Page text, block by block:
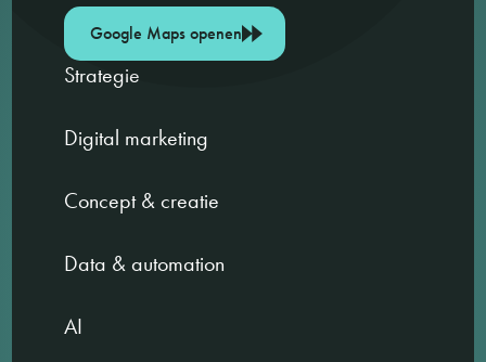
Google Maps openen
Strategie
Digital marketing
Concept & creatie
Data & automation
AI